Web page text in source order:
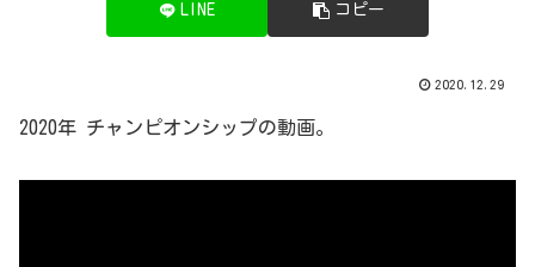
LINE コピー
2020.12.29
2020年 チャンピオンシップの動画。